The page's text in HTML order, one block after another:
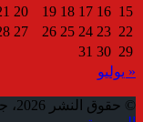
15
16
17
18
19
20
22
23
24
25
26
27
29
30
31
« يوليو
© حقوق النشر 2026، جميع الحقوق محفوظة |